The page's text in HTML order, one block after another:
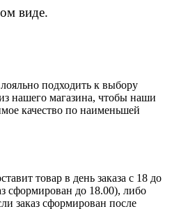
виде.
подходить к выбору
нашего магазина, чтобы наши
качество по наименьшей
товар в день заказа с 18 до
сформирован до 18.00), либо
заказ сформирован после